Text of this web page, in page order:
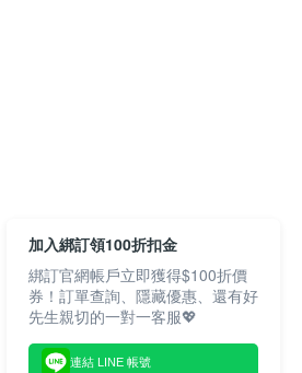
加入綁訂領100折扣金
綁訂官網帳戶立即獲得$100折價
券！訂單查詢、隱藏優惠、還有好
先生親切的一對一客服💖
連結 LINE 帳號